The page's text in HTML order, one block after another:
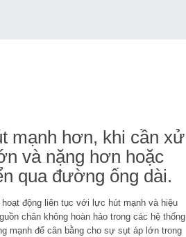
mạnh hơn, khi cần xử
và nặng hơn hoặc
qua đường ống dài.
động liên tục với lực hút mạnh và hiệu
chân không hoàn hảo trong các hệ thống
mạnh để cân bằng cho sự sụt áp lớn trong